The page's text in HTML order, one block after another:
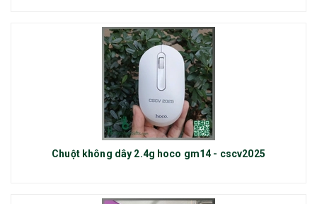
Chuột không dây 2.4g hoco gm14 - cscv2025